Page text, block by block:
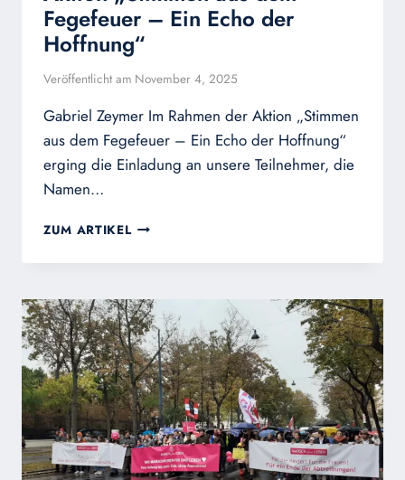
Fegefeuer – Ein Echo der
Hoffnung“
Veröffentlicht am November 4, 2025
Gabriel Zeymer Im Rahmen der Aktion „Stimmen
aus dem Fegefeuer – Ein Echo der Hoffnung“
erging die Einladung an unsere Teilnehmer, die
Namen…
ZUM ARTIKEL AKTION
AUS
FEGEFEUER
–
EIN
ECHO
DER
HOFFNUNG“